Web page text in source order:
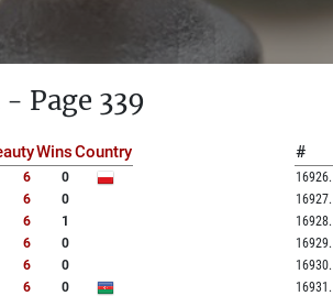
Page 339
WinsCountry
6
0
6
0
6
1
6
0
6
0
6
0
#
16926.
16927.
16928.
16929.
16930.
16931 .